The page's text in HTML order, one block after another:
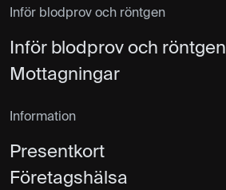
Inför blodprov och röntgen
Inför blodprov och röntgen
Mottagningar
Information
Presentkort
Företagshälsa